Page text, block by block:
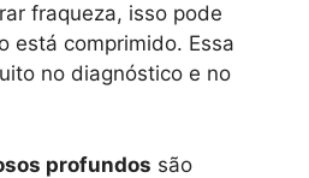
fraqueza, isso pode
está comprimido. Essa
no diagnóstico e no
profundos são